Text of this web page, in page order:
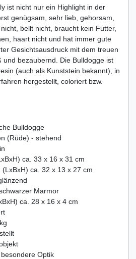
ist nicht nur ein Highlight in der
genügsam, sehr lieb, gehorsam,
bellt nicht, braucht kein Futter,
haart nicht und hat immer gute
Gesichtsausdruck mit dem treuen
und bezaubernd. Die Bulldogge ist
(auch als Kunststein bekannt), in
hergestellt, coloriert bzw.
Bulldogge
(Rüde) - stehend
ca. 33 x 16 x 31 cm
ca. 32 x 13 x 27 cm
Marmor
ca. 28 x 16 x 4 cm
Optik